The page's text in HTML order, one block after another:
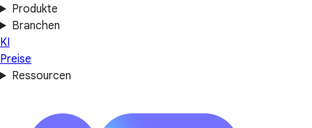
Produkte
Branchen
KI
Preise
Ressourcen